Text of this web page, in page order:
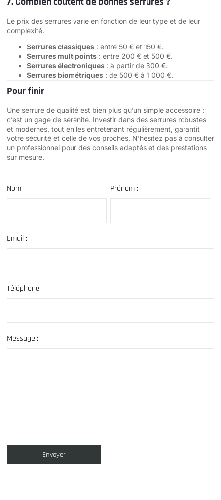
Le prix des serrures varie en fonction de leur type et de leur
complexité.
Serrures classiques : entre 50 € et 150 €.
Serrures multipoints : entre 200 € et 500 €.
Serrures électroniques : à partir de 300 €.
Serrures biométriques : de 500 € à 1 000 €.
Pour finir
Une serrure de qualité est bien plus qu’un simple accessoire :
c’est un gage de sérénité. Investir dans des serrures robustes
et modernes, tout en les entretenant régulièrement, garantit
votre sécurité et celle de vos proches. N’hésitez pas à consulter
un professionnel pour des conseils adaptés et des prestations
sur mesure.
Nom : Prénom :
Email :
Téléphone :
Message :